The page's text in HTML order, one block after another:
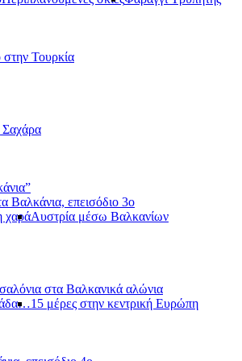
στην Τουρκία
Σαχάρα
Βαλκάνια, επεισόδιο 3ο
χαράΑυστρία μέσω Βαλκανίων
στα Βαλκανικά αλώνια
15 μέρες στην κεντρική Ευρώπη